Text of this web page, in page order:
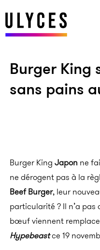
Burger King
sans pains
Burger King Japon ne
ne dérogent pas à la
Beef Burger, leur
particularité ? Il n’a pas
bœuf viennent
Hypebeastce 19